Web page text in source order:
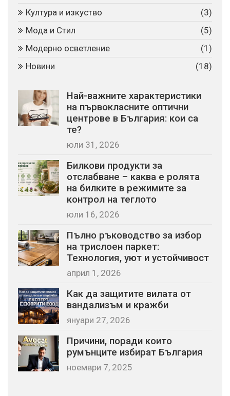
Култура и изкуство
(3)
Мода и Стил
(5)
Модерно осветление
(1)
Новини
(18)
Най-важните характеристики
на първокласните оптични
центрове в България: кои са
те?
юли 31, 2026
Билкови продукти за
отслабване – каква е ролята
на билките в режимите за
контрол на теглото
юли 16, 2026
Пълно ръководство за избор
на трислоен паркет:
Технология, уют и устойчивост
април 1, 2026
Как да защитите вилата от
вандализъм и кражби
януари 27, 2026
Причини, поради които
румънците избират България
ноември 7, 2025